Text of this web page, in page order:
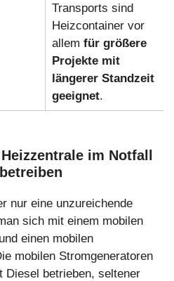
Transports sind
Heizcontainer vor
allem für größere
Projekte mit
längerer Standzeit
geeignet.
im Notfall
nur eine unzureichende
sich mit einem mobilen
einen mobilen
mobilen Stromgeneratoren
Diesel betrieben, seltener